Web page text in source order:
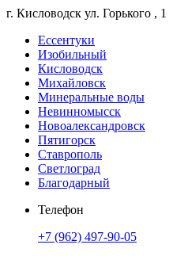
г. Кисловодск ул. Горького , 1
Ессентуки
Изобильный
Кисловодск
Михайловск
Минеральные воды
Невинномысск
Новоалександровск
Пятигорск
Ставрополь
Светлоград
Благодарный
Телефон
+7 (962) 497-90-05